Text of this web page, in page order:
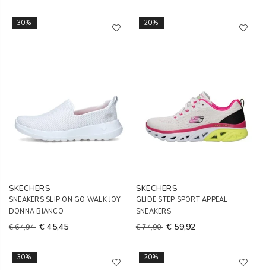
30%
SKECHERS
SNEAKERS SLIP ON GO WALK JOY
DONNA BIANCO
€ 64,94 € 45,45
20%
SKECHERS
GLIDE STEP SPORT APPEAL
SNEAKERS
€ 74,90 € 59,92
30% 20%